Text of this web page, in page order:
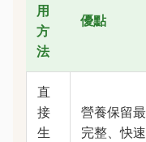
用
方
法
優點
直
接
生
營養保留最
完整、快速